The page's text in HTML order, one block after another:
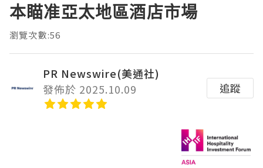
本瞄准亞太地區酒店市場
瀏覽次數:56
PR Newswire(美通社)
發佈於 2025.10.09
追蹤